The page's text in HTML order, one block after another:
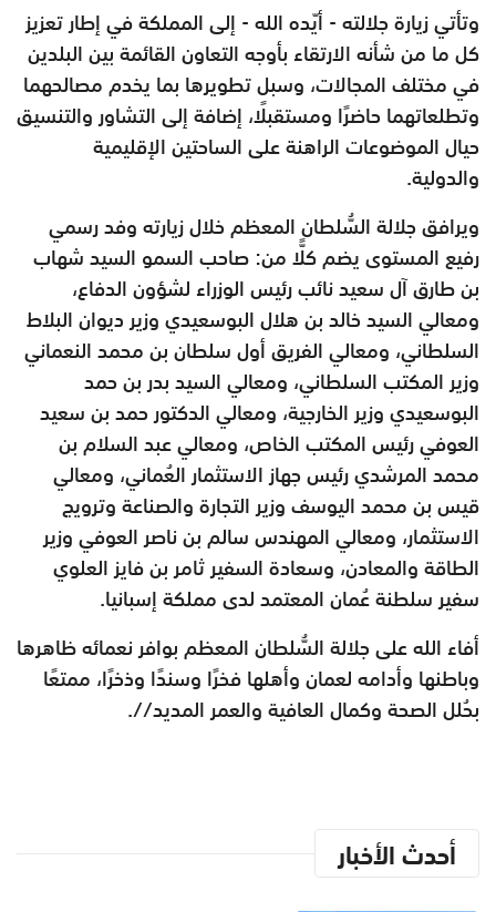
وتأتي زيارة جلالته - أيّده الله - إلى المملكة في إطار تعزيز
كل ما من شأنه الارتقاء بأوجه التعاون القائمة بين البلدين
في مختلف المجالات، وسبل تطويرها بما يخدم مصالحهما
وتطلعاتهما حاضرًا ومستقبلًا، إضافة إلى التشاور والتنسيق
حيال الموضوعات الراهنة على الساحتين الإقليمية
والدولية.
ويرافق جلالة السُّلطان المعظم خلال زيارته وفد رسمي
رفيع المستوى يضم كلًّا من: صاحب السمو السيد شهاب
بن طارق آل سعيد نائب رئيس الوزراء لشؤون الدفاع،
ومعالي السيد خالد بن هلال البوسعيدي وزير ديوان البلاط
السلطاني، ومعالي الفريق أول سلطان بن محمد النعماني
وزير المكتب السلطاني، ومعالي السيد بدر بن حمد
البوسعيدي وزير الخارجية، ومعالي الدكتور حمد بن سعيد
العوفي رئيس المكتب الخاص، ومعالي عبد السلام بن
محمد المرشدي رئيس جهاز الاستثمار العُماني، ومعالي
قيس بن محمد اليوسف وزير التجارة والصناعة وترويج
الاستثمار، ومعالي المهندس سالم بن ناصر العوفي وزير
الطاقة والمعادن، وسعادة السفير ثامر بن فايز العلوي
سفير سلطنة عُمان المعتمد لدى مملكة إسبانيا.
أفاء الله على جلالة السُّلطان المعظم بوافر نعمائه ظاهرها
وباطنها وأدامه لعمان وأهلها فخرًا وسندًا وذخرًا، ممتعًا
بحُلل الصحة وكمال العافية والعمر المديد//.
أحدث الأخبار